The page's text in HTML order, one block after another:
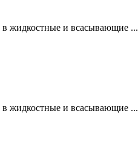
в жидкостные и всасывающие ...
в жидкостные и всасывающие ...